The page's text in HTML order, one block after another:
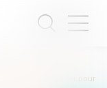
transfrontalier pour